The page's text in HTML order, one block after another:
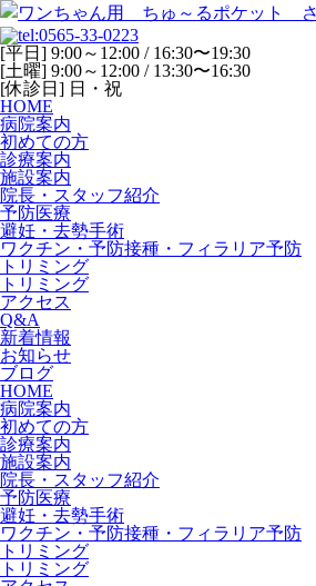
[平日] 9:00～12:00 / 16:30〜19:30
[土曜] 9:00～12:00 / 13:30〜16:30
[休診日] 日・祝
HOME
病院案内
初めての方
診療案内
施設案内
院長・スタッフ紹介
予防医療
避妊・去勢手術
ワクチン・予防接種・フィラリア予防
トリミング
トリミング
アクセス
Q&A
新着情報
お知らせ
ブログ
HOME
病院案内
初めての方
診療案内
施設案内
院長・スタッフ紹介
予防医療
避妊・去勢手術
ワクチン・予防接種・フィラリア予防
トリミング
トリミング